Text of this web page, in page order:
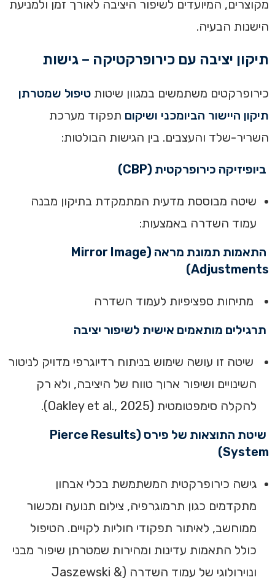
מקוצרים, המיועדים לשיפור היציבה לאורך זמן ולמניעת
הישנות הבעיה.
תיקון יציבה עם כירופרקטיקה – גישות
כירופרקטים משתמשים במגוון שיטות טיפול שמטרתן
תיקון היישור הביומכני ושיקום תפקוד מערכת
השריר-שלד והעצבים. בין הגישות הבולטות:
ביופיזיקה כירופרקטית (CBP)
שיטה מבוססת מדעית המתמקדת בתיקון מבנה
עמוד השדרה באמצעות:
התאמות תמונת מראה (Mirror Image
Adjustments)
מתיחות ספציפיות לעמוד השדרה
תרגילים מותאמים אישית לשיפור יציבה
שיטה זו עושה שימוש בניתוח רדיוגרפי מדויק לניטור
השינויים ושיפור ארוך טווח של היציבה, ולא רק
להקלה סימפטומטית (Oakley et al., 2025).
שיטת התוצאות של פירס (Pierce Results
System)
גישה כירופרקטית המשתמשת בכלי אבחון
מתקדמים כגון תרמוגרפיה, צילום תנועה ומכשור
ממוחשב, לאיתור תפקודי חוליות לקויים. הטיפול
כולל התאמות עדינות ומהירות שמטרתן שיפור מבני
ונוירולוגי של עמוד השדרה (Jaszewski &